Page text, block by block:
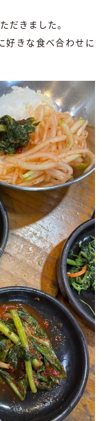
だきました。
きな食べ合わせに